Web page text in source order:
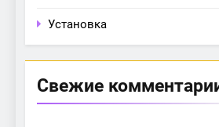
Установка
Свежие